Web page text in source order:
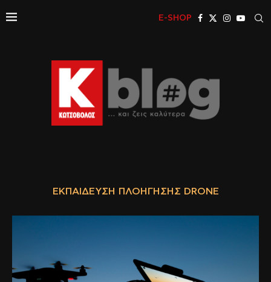
E-SHOP
ΕΚΠΑΊΔΕΥΣΗ ΠΛΟΉΓΗΣΗΣ DRONE